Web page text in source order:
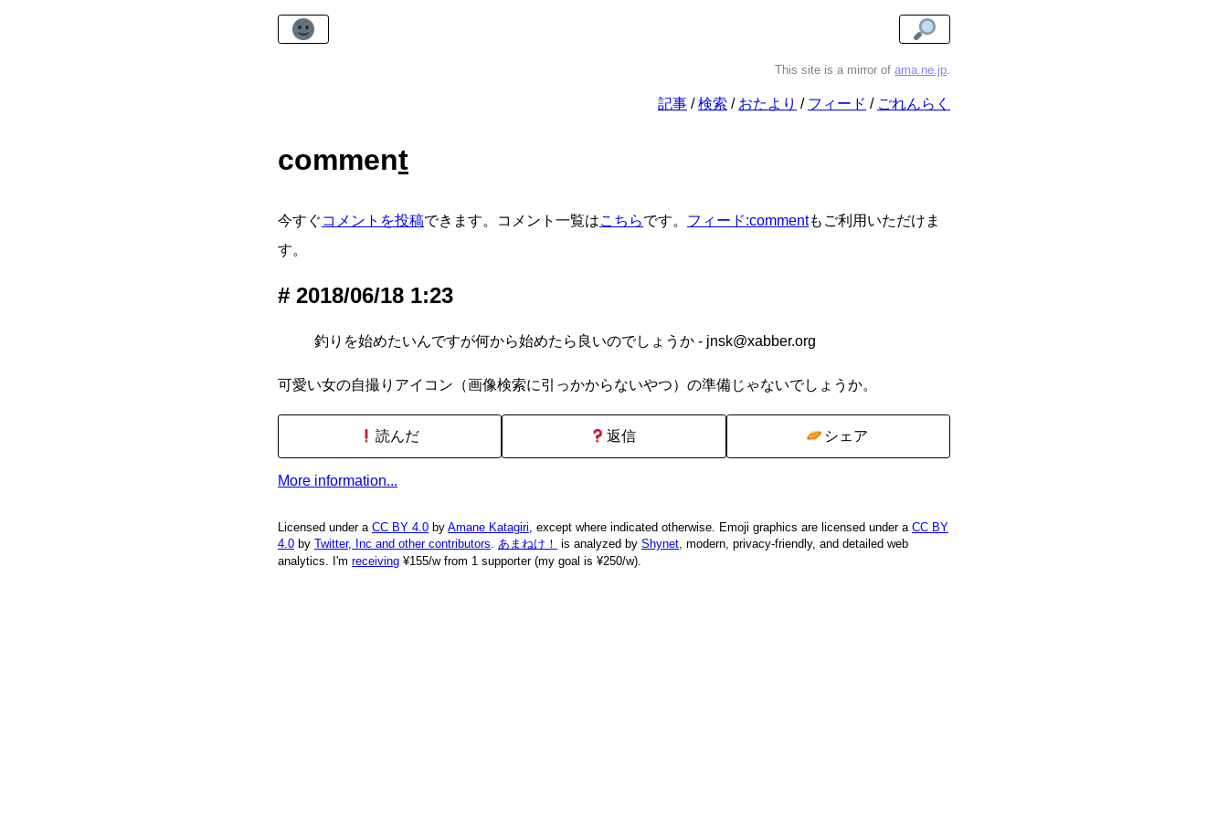
This site is a mirror of ama.ne.jp.
記事 検索 おたより フィード ごれんらく
comment
今すぐコメントを投稿できます。コメント一覧はこちらです。 フィード:commentもご利用いただけま
す。
2018/06/18 1:23
釣りを始めたいんですが何から始めたら良いのでしょうか - jnsk@xabber.org
可愛い女の自撮りアイコン（画像検索に引っかからないやつ）の準備じゃないでしょうか。
読んだ 返信 シェア
More information...
Licensed under a CC BY 4.0 by Amane Katagiri, except where indicated otherwise. Emoji graphics are licensed under a CC BY
4.0 by Twitter, Inc and other contributors. あまねけ！ is analyzed by Shynet, modern, privacy-friendly, and detailed web
analytics. I'm receiving ¥155/w from 1 supporter (my goal is ¥250/w).